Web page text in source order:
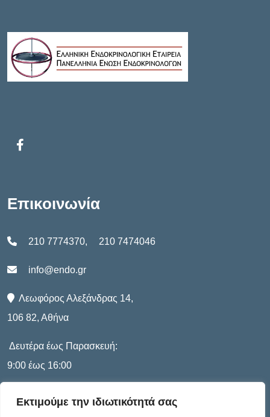
Εκτιμούμε την ιδιωτικότητά σας
Επικοινωνία
210 7774370, 210 7474046
info@endo.gr
Λεωφόρος Αλεξάνδρας 14,
106 82, Αθήνα
Δευτέρα έως Παρασκευή:
9:00 έως 16:00